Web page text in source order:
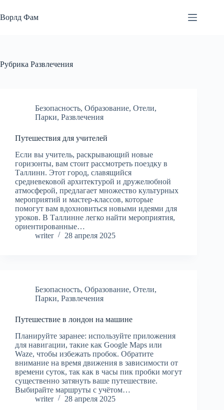
к
сути
Ворлд Фам
Рубрика Развлечения
Безопасность, Образование, Отели,
Парки, Развлечения
Путешествия для учителей
Если вы учитель, раскрывающий новые
горизонты, вам стоит рассмотреть поездку в
Таллинн. Этот город, славящийся
средневековой архитектурой и дружелюбной
атмосферой, предлагает множество культурных
мероприятий и мастер-классов, которые
помогут вам вдохновиться новыми идеями для
уроков. В Таллинне легко найти мероприятия,
ориентированные…
writer
28 апреля 2025
Безопасность, Образование, Отели,
Парки, Развлечения
Путешествие в лондон на машине
Планируйте заранее: используйте приложения
для навигации, такие как Google Maps или
Waze, чтобы избежать пробок. Обратите
внимание на время движения в зависимости от
времени суток, так как в часы пик пробки могут
существенно затянуть ваше путешествие.
Выбирайте маршруты с учётом…
writer
28 апреля 2025